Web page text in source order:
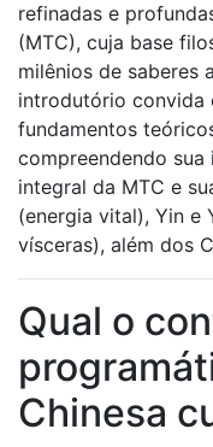
refinadas e
(MTC), cuja base
milênios de saberes
introdutório convida
fundamentos
compreendendo
integral da MTC e
(energia vital), Yin e
vísceras), além dos
Qual o
Chinesa